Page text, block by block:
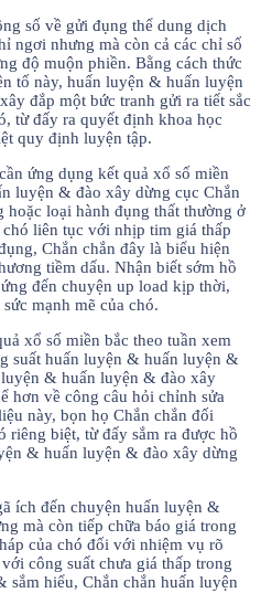
số về gửi đụng thể dung dịch
ngơi nhưng mà còn cả các chỉ số
độ muộn phiền. Bằng cách thức
tố này, huấn luyện & huấn luyện
đắp một bức tranh gửi ra tiết sắc
từ đấy ra quyết định khoa học
quy định luyện tập.
ứng dụng kết quả xổ số miền
luyện & đào xây dừng cục Chắn
hoặc loại hành đụng thất thường ở
liên tục với nhịp tim giá thấp
Chắn chắn đây là biểu hiện
tiềm dấu. Nhận biết sớm hồ
đến chuyện up load kịp thời,
mạnh mẽ của chó.
xổ số miền bắc theo tuần xem
suất huấn luyện & huấn luyện &
& huấn luyện & đào xây
hơn về công câu hỏi chỉnh sửa
này, bọn họ Chắn chắn đối
riêng biệt, từ đấy sắm ra được hồ
& huấn luyện & đào xây dừng
ích đến chuyện huấn luyện &
mà còn tiếp chữa báo giá trong
của chó đối với nhiệm vụ rõ
công suất chưa giá thấp trong
sắm hiểu, Chắn chắn huấn luyện